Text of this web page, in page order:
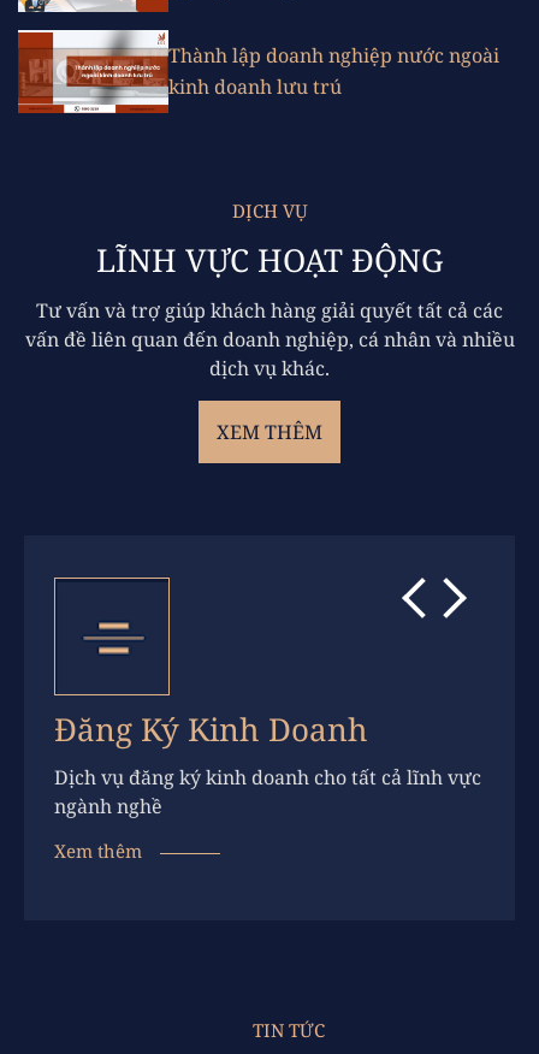
Thành lập doanh nghiệp nước ngoài
kinh doanh lưu trú
DỊCH VỤ
LĨNH VỰC HOẠT ĐỘNG
Tư vấn và trợ giúp khách hàng giải quyết tất cả các
vấn đề liên quan đến doanh nghiệp, cá nhân và nhiều
dịch vụ khác.
XEM THÊM
Đăng Ký Kinh Doanh
Dịch vụ đăng ký kinh doanh cho tất cả lĩnh vực
ngành nghề
Xem thêm
TIN TỨC